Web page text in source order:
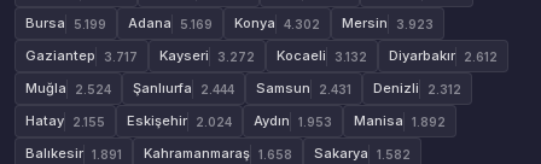
Bursa 5.199 Adana 5.169 Konya 4.302 Mersin 3.923
Gaziantep 3.717 Kayseri 3.272 Kocaeli 3.132 Diyarbakır 2.612
Muğla 2.524 Şanlıurfa 2.444 Samsun 2.431 Denizli 2.312
Hatay 2.155 Eskişehir 2.024 Aydın 1.953 Manisa 1.892
Balıkesir 1.891 Kahramanmaraş 1.658 Sakarya 1.582